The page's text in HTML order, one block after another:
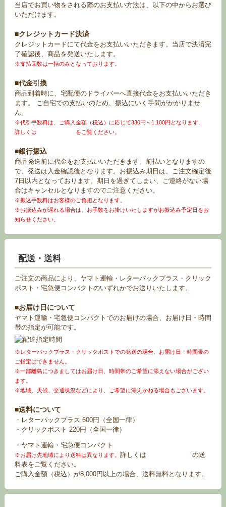
当店でお買い物をされる際のお支払い方法は、以下の中からお選び
いただけます。
■クレジットカード決済
クレジットカードにて代金をお支払いいただきます。当店で決済完
了確認後、商品を発送いたします。
※支払回数は一括のみとなっております。
■代金引換
商品到着時に、宅配便のドライバーへ直接代金をお支払いいただき
ます。 ご自宅での支払いのため、振込にいく手間がかかりませ
ん。
※代引手数料は、ご購入金額（税込）に応じて330円～1,100円となります。
詳しくは
をご覧ください。
■銀行振込
商品発送前に代金をお支払いいただきます。前払いとなりますの
で、発送は入金確認後となります。お振込み期日は、ご注文確定後
7日以内となっております。期日を過ぎてしまい、ご連絡がない場
合はキャンセルとなりますのでご注意ください。
※振込手数料はお客様のご負担となります。
※お振込みが遅れる場合は、お手数をお掛けいたしますがお振込み予定日をお
知らせください。
配送・送料
ご注文の商品により、ヤマト運輸・レターパックプラス・クリック
ポスト・宅急便コンパクトのいずれかでお送りいたします。
■お届け日について
ヤマト運輸・宅急便コンパクトでのお届けの場合、お届け日・時間
帯の指定が可能です。
※レターパックプラス・クリックポストでの発送の場合、お届け日・時間帯の
ご指定はできません。
※一部離島につきましてはお届け日、時間帯のご希望に添えない場合がござい
ます。
※地域、天候、交通状況などにより、ご希望に添えかねる場合もございます。
■送料について
・レターパックプラス 600円（全国一律）
・クリックポスト 220円（全国一律）
・ヤマト運輸・宅急便コンパクト
※お届け先地域により送料は異なります。 詳しくは
の送
料表をご覧ください。
ご購入金額（税込）が8,000円以上の場合、送料無料となります。